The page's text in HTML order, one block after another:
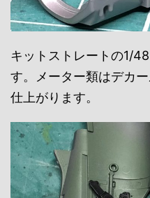
キットストレートの1/
す。メーター類はデカ
仕上がります。